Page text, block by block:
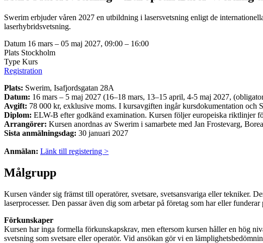
Swerim erbjuder våren 2027 en utbildning i lasersvetsning enligt de
laserhybridsvetsning.
Datum 16 mars – 05 maj 2027, 09:00 – 16:00
Plats Stockholm
Type Kurs
Registration
Plats: Swerim, Isafjordsgatan 28A
Datum: 16 mars – 5 maj 2027 (16–18 mars, 13–15 april, 4-5 maj 2027,
Avgift: 78 000 kr, exklusive moms. I kursavgiften ingår kursdokumentation och
Diplom: ELW-B efter godkänd examination. Kursen följer europeiska riktlinjer
Arrangörer: Kursen anordnas av Swerim i samarbete med Jan Frostevarg,
Sista anmälningsdag: 30 januari 2027
Anmälan: Länk till registering >
Målgrupp
Kursen vänder sig främst till operatörer, svetsare, svetsansvariga eller tekniker.
laserprocesser. Den passar även dig som arbetar på företag som har eller
Förkunskaper
Kursen har inga formella förkunskapskrav, men eftersom kursen håller en hög
svetsning som svetsare eller operatör. Vid ansökan gör vi en